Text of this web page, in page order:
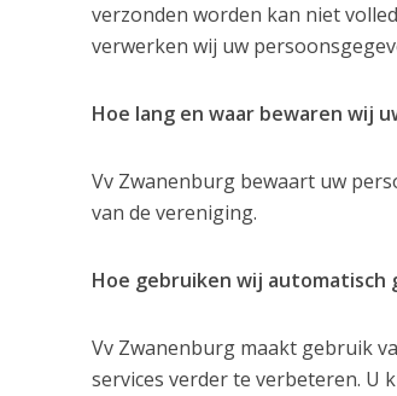
verzonden worden kan niet
verwerken wij uw
Hoe lang en waar bewaren wij
Vv Zwanenburg bewaart uw
van de vereniging.
Hoe gebruiken wij automatisch
Vv Zwanenburg maakt gebruik
services verder te verbeteren. U